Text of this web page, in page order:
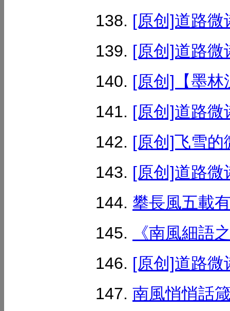
[原创]道路
[原创]道路
[原创]【墨
[原创]道路
[原创]飞雪的
[原创]道路
攀長風五載
《南風細語
[原创]道路
南風悄悄話